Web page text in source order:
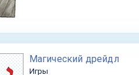
​Магический дрейдл
Игры